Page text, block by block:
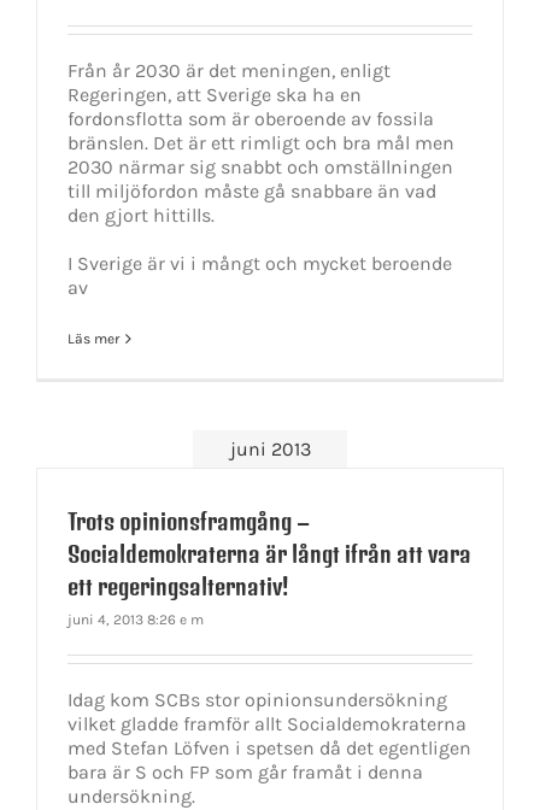
Från år 2030 är det meningen, enligt
Regeringen, att Sverige ska ha en
fordonsflotta som är oberoende av fossila
bränslen. Det är ett rimligt och bra mål men
2030 närmar sig snabbt och omställningen
till miljöfordon måste gå snabbare än vad
den gjort hittills.
I Sverige är vi i mångt och mycket beroende
av
Läs mer
juni 2013
Trots opinionsframgång –
Socialdemokraterna är långt ifrån att vara
ett regeringsalternativ!
juni 4, 2013 8:26 e m
Idag kom SCBs stor opinionsundersökning
vilket gladde framför allt Socialdemokraterna
med Stefan Löfven i spetsen då det egentligen
bara är S och FP som går framåt i denna
undersökning.